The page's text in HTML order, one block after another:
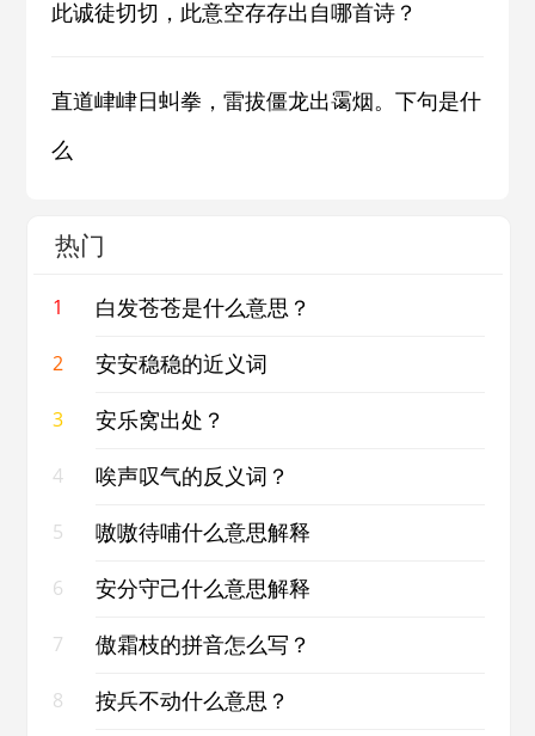
此诚徒切切，此意空存存出自哪首诗？
直道峍峍日虯拳，雷拔僵龙出霭烟。下句是什
么
热门
1 白发苍苍是什么意思？
2 安安稳稳的近义词
3 安乐窝出处？
4 唉声叹气的反义词？
5 嗷嗷待哺什么意思解释
6 安分守己什么意思解释
7 傲霜枝的拼音怎么写？
8 按兵不动什么意思？